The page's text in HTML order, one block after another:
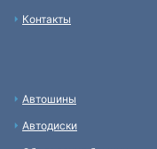
Контакты
Автошины
Автодиски